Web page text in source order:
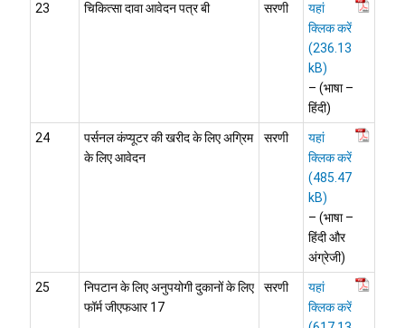
23 चिकित्सा दावा आवेदन पत्र बी सरणी
यहां
क्लिक करें
– (भाषा –
हिंदी)
24
पर्सनल कंप्यूटर की खरीद के लिए अग्रिम
के लिए आवेदन
सरणी
यहां
क्लिक करें
– (भाषा –
हिंदी और
अंग्रेजी)
25
निपटान के लिए अनुपयोगी दुकानों के लिए
फॉर्म जीएफआर 17
सरणी
यहां
क्लिक करें